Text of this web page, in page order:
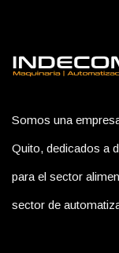
Somos una
Quito, dedicados a
para el sector
sector de